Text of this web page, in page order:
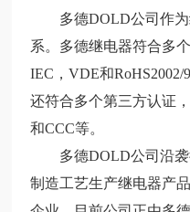
多德DOLD公司作为
系。多德继电器符合多
IEC，VDE和
还符合多个第三方认证
和CCC等。
多德DOLD公司沿袭
制造工艺生产继电器产